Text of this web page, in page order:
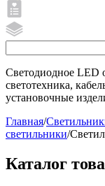
Светодиодное LED
светотехника,
установочные
Главная/
светильники/
Каталог